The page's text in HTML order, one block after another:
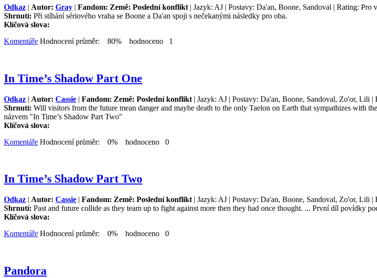
Odkaz | Autor: Gray | Fandom: Země: Poslední konflikt | Jazyk: AJ | Postavy: Da'an, Boone, Sandoval | Rating: Pro
Shrnutí: Při stíhání sériového vraha se Boone a Da'an spoji s nečekanými následky pro oba.
Klíčová slova:
Komentáře Hodnocení průměr: 80% hodnoceno 1
In Time’s Shadow Part One
Odkaz | Autor: Cassie | Fandom: Země: Poslední konflikt | Jazyk: AJ | Postavy: Da'an, Boone, Sandoval, Zo'or, Lili
Shrnutí: Will visitors from the future mean danger and maybe death to the only Taelon on Earth that sympathizes with
názvem "In Time’s Shadow Part Two"
Klíčová slova:
Komentáře Hodnocení průměr: 0% hodnoceno 0
In Time’s Shadow Part Two
Odkaz | Autor: Cassie | Fandom: Země: Poslední konflikt | Jazyk: AJ | Postavy: Da'an, Boone, Sandoval, Zo'or, Lili
Shrnutí: Past and future collide as they team up to fight against more then they had once thought. ... První díl povídky
Klíčová slova:
Komentáře Hodnocení průměr: 0% hodnoceno 0
Pandora